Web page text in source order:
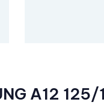
A12